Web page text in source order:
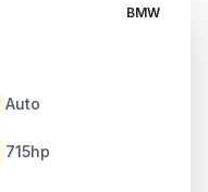
BMW
Auto
715hp